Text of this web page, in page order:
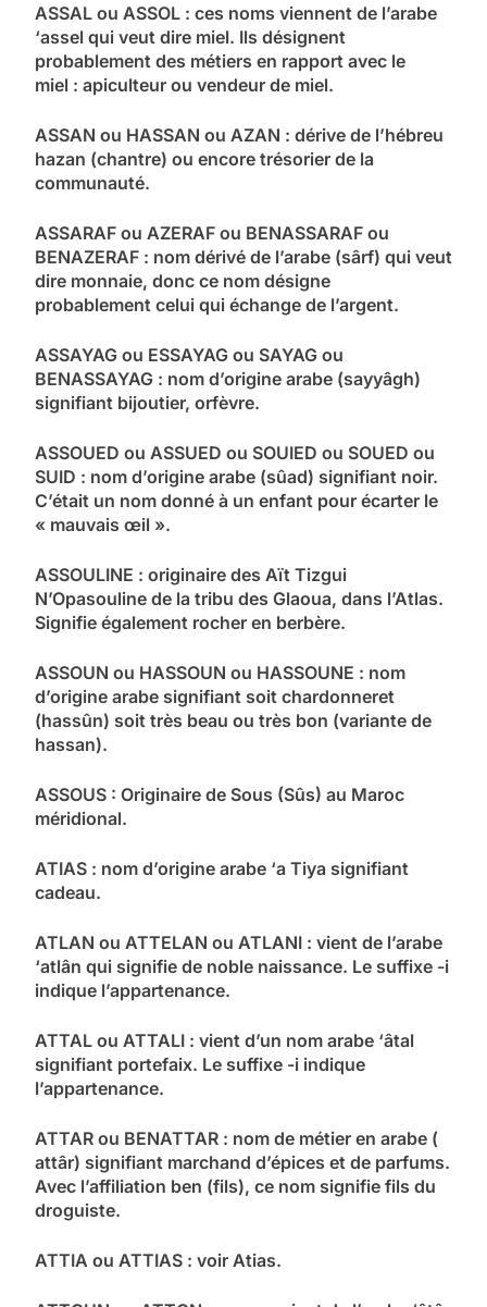
ASSAL ou ASSOL : ces noms viennent de l’arabe
‘assel qui veut dire miel. Ils désignent
probablement des métiers en rapport avec le
miel : apiculteur ou vendeur de miel.
ASSAN ou HASSAN ou AZAN : dérive de l’hébreu
hazan (chantre) ou encore trésorier de la
communauté.
ASSARAF ou AZERAF ou BENASSARAF ou
BENAZERAF : nom dérivé de l’arabe (sârf) qui veut
dire monnaie, donc ce nom désigne
probablement celui qui échange de l’argent.
ASSAYAG ou ESSAYAG ou SAYAG ou
BENASSAYAG : nom d’origine arabe (sayyâgh)
signifiant bijoutier, orfèvre.
ASSOUED ou ASSUED ou SOUIED ou SOUED ou
SUID : nom d’origine arabe (sûad) signifiant noir.
C’était un nom donné à un enfant pour écarter le
« mauvais œil ».
ASSOULINE : originaire des Aït Tizgui
N’Opasouline de la tribu des Glaoua, dans l’Atlas.
Signifie également rocher en berbère.
ASSOUN ou HASSOUN ou HASSOUNE : nom
d’origine arabe signifiant soit chardonneret
(hassûn) soit très beau ou très bon (variante de
hassan).
ASSOUS : Originaire de Sous (Sûs) au Maroc
méridional.
ATIAS : nom d’origine arabe ‘a Tiya signifiant
cadeau.
ATLAN ou ATTELAN ou ATLANI : vient de l’arabe
‘atlân qui signifie de noble naissance. Le suffixe -i
indique l’appartenance.
ATTAL ou ATTALI : vient d’un nom arabe ‘âtal
signifiant portefaix. Le suffixe -i indique
l’appartenance.
ATTAR ou BENATTAR : nom de métier en arabe (
attâr) signifiant marchand d’épices et de parfums.
Avec l’affiliation ben (fils), ce nom signifie fils du
droguiste.
ATTIA ou ATTIAS : voir Atias.